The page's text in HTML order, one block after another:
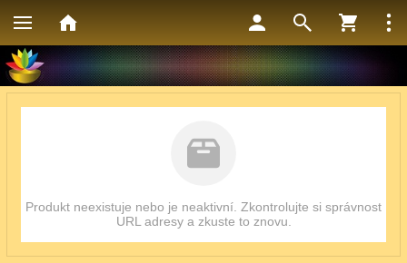
Produkt neexistuje nebo je neaktivní. Zkontrolujte si správnost
URL adresy a zkuste to znovu.